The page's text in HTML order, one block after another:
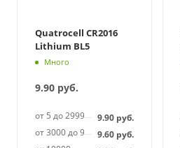
Quatrocell CR2016
Lithium BL5
Много
9.90 руб.
от 5 до 2999 9.90 руб.
от 3000 до 99999.60 руб.